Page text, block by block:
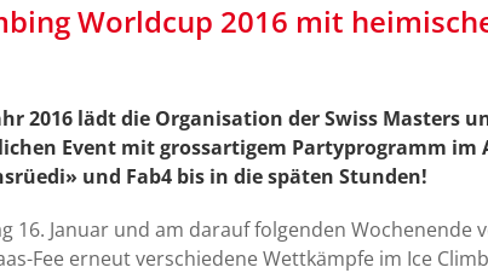
Worldcup 2016 mit
2016 lädt die Organisation der Swiss Masters
Event mit grossartigem Partyprogramm
und Fab4 bis in die späten Stunden!
16. Januar und am darauf folgenden Wochenende
Fee erneut verschiedene Wettkämpfe im Ice